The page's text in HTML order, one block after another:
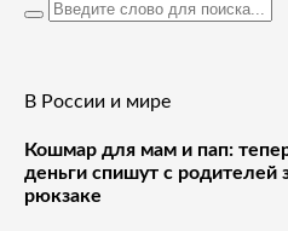
В России и мире
Кошмар для мам и пап:
деньги спишут с родителей
рюкзаке